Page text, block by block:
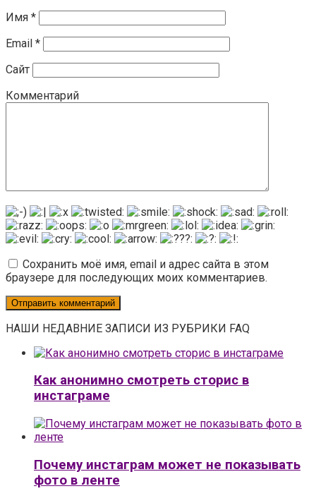
Имя *
Email *
Сайт
Комментарий
Сохранить моё имя, email и адрес сайта в этом
браузере для последующих моих комментариев.
НАШИ НЕДАВНИЕ ЗАПИСИ ИЗ РУБРИКИ FAQ
Как анонимно смотреть сторис в
инстаграме
Почему инстаграм может не показывать
фото в ленте